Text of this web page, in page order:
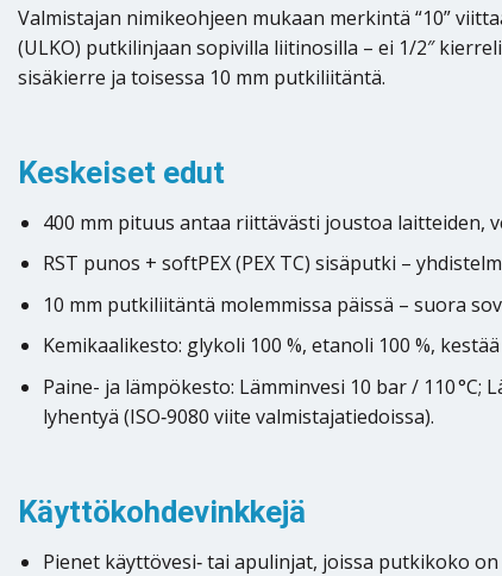
Valmistajan nimikeohjeen mukaan merkintä “10”
(ULKO) putkilinjaan sopivilla liitinosilla – ei 1/2″
sisäkierre ja toisessa 10 mm putkiliitäntä.
Keskeiset edut
400 mm pituus antaa riittävästi joustoa laitteiden,
RST punos + softPEX (PEX TC) sisäputki –
10 mm putkiliitäntä molemmissa päissä – suora
Kemikaalikesto: glykoli 100 %, etanoli 100 %,
Paine- ja lämpökesto: Lämminvesi 10 bar / 110 °C;
lyhentyä (ISO‑9080 viite valmistajatiedoissa).
Käyttökohdevinkkejä
Pienet käyttövesi‑ tai apulinjat, joissa putkikoko